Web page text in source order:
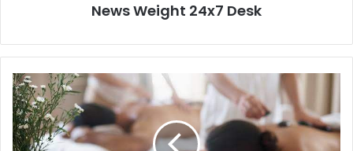
News Weight 24x7 Desk
भूलिए
पंचकर्मा
और
कराइए
मसाज